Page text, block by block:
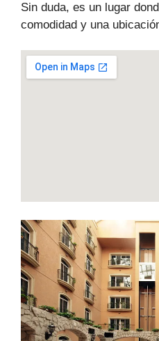
Sin duda, es un lugar
comodidad y una